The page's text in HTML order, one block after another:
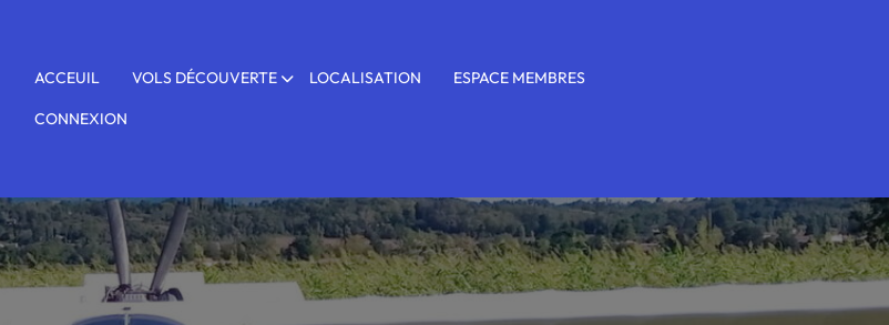
ACCEUIL VOLS DÉCOUVERTE LOCALISATION ESPACE MEMBRES
CONNEXION